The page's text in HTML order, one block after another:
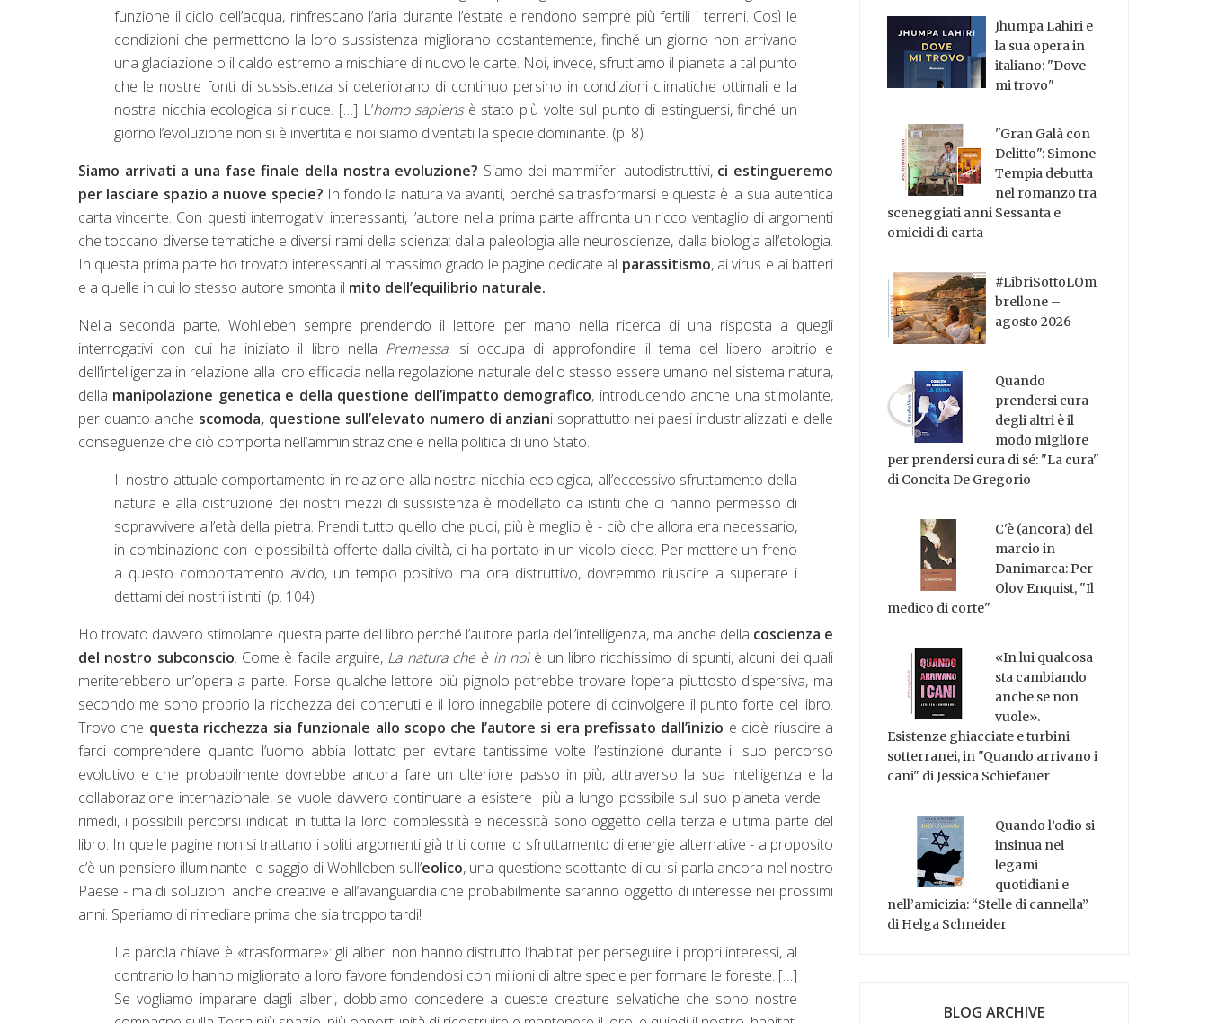
funzione il ciclo dell’acqua, rinfrescano l’aria durante l’estate e rendono sempre più fertili i terreni. Così le
condizioni che permettono la loro sussistenza migliorano costantemente, finché un giorno non arrivano
una glaciazione o il caldo estremo a mischiare di nuovo le carte. Noi, invece, sfruttiamo il pianeta a tal punto
che le nostre fonti di sussistenza si deteriorano di continuo persino in condizioni climatiche ottimali e la
nostra nicchia ecologica si riduce. […] L’homo sapiensè stato più volte sul punto di estinguersi, finché un
giorno l’evoluzione non si è invertita e noi siamo diventati la specie dominante. (p. 8)
Siamo arrivati a una fase finale della nostra evoluzione? Siamo dei mammiferi autodistruttivi, ci estingueremo
per lasciare spazio a nuove specie? In fondo la natura va avanti, perché sa trasformarsi e questa è la sua autentica
carta vincente. Con questi interrogativi interessanti, l’autore nella prima parte affronta un ricco ventaglio di argomenti
che toccano diverse tematiche e diversi rami della scienza: dalla paleologia alle neuroscienze, dalla biologia all’etologia.
In questa prima parte ho trovato interessanti al massimo grado le pagine dedicate al parassitismo, ai virus e ai batteri
e a quelle in cui lo stesso autore smonta il mito dell’equilibrio naturale.
Nella seconda parte, Wohlleben sempre prendendo il lettore per mano nella ricerca di una risposta a quegli
interrogativi con cui ha iniziato il libro nella Premessa, si occupa di approfondire il tema del libero arbitrio e
dell’intelligenza in relazione alla loro efficacia nella regolazione naturale dello stesso essere umano nel sistema natura,
della manipolazione genetica e della questione dell’impatto demografico, introducendo anche una stimolante,
per quanto anche scomoda, questione sull’elevato numero di anziani soprattutto nei paesi industrializzati e delle
conseguenze che ciò comporta nell’amministrazione e nella politica di uno Stato.
Il nostro attuale comportamento in relazione alla nostra nicchia ecologica, all’eccessivo sfruttamento della
natura e alla distruzione dei nostri mezzi di sussistenza è modellato da istinti che ci hanno permesso di
sopravvivere all’età della pietra. Prendi tutto quello che puoi, più è meglio è - ciò che allora era necessario,
in combinazione con le possibilità offerte dalla civiltà, ci ha portato in un vicolo cieco. Per mettere un freno
a questo comportamento avido, un tempo positivo ma ora distruttivo, dovremmo riuscire a superare i
dettami dei nostri istinti. (p. 104)
Ho trovato davvero stimolante questa parte del libro perché l’autore parla dell’intelligenza, ma anche della coscienza e
del nostro subconscio. Come è facile arguire, La natura che è in noiè un libro ricchissimo di spunti, alcuni dei quali
meriterebbero un’opera a parte. Forse qualche lettore più pignolo potrebbe trovare l’opera piuttosto dispersiva, ma
secondo me sono proprio la ricchezza dei contenuti e il loro innegabile potere di coinvolgere il punto forte del libro.
Trovo che questa ricchezza sia funzionale allo scopo che l’autore si era prefissato dall’inizio e cioè riuscire a
farci comprendere quanto l’uomo abbia lottato per evitare tantissime volte l’estinzione durante il suo percorso
evolutivo e che probabilmente dovrebbe ancora fare un ulteriore passo in più, attraverso la sua intelligenza e la
collaborazione internazionale, se vuole davvero continuare a esistere più a lungo possibile sul suo pianeta verde. I
rimedi, i possibili percorsi indicati in tutta la loro complessità e necessità sono oggetto della terza e ultima parte del
libro. In quelle pagine non si trattano i soliti argomenti già triti come lo sfruttamento di energie alternative - a proposito
c’è un pensiero illuminante e saggio di Wohlleben sull’eolico, una questione scottante di cui si parla ancora nel nostro
Paese - ma di soluzioni anche creative e all’avanguardia che probabilmente saranno oggetto di interesse nei prossimi
anni. Speriamo di rimediare prima che sia troppo tardi!
La parola chiave è «trasformare»: gli alberi non hanno distrutto l’habitat per perseguire i propri interessi, al
contrario lo hanno migliorato a loro favore fondendosi con milioni di altre specie per formare le foreste. […]
Se vogliamo imparare dagli alberi, dobbiamo concedere a queste creature selvatiche che sono nostre
Jhumpa Lahiri e
la sua opera in
italiano: "Dove
mi trovo"
"Gran Galà con
Delitto": Simone
Tempia debutta
nel romanzo tra
sceneggiati anni Sessanta e
omicidi di carta
#LibriSottoLOm
brellone –
agosto 2026
Quando
prendersi cura
degli altri è il
modo migliore
per prendersi cura di sé: "La cura"
di Concita De Gregorio
C'è (ancora) del
marcio in
Danimarca: Per
Olov Enquist, "Il
medico di corte"
«In lui qualcosa
sta cambiando
anche se non
vuole».
Esistenze ghiacciate e turbini
sotterranei, in "Quando arrivano i
cani" di Jessica Schiefauer
Quando l’odio si
insinua nei
legami
quotidiani e
nell’amicizia: “Stelle di cannella”
di Helga Schneider
BLOG ARCHIVE